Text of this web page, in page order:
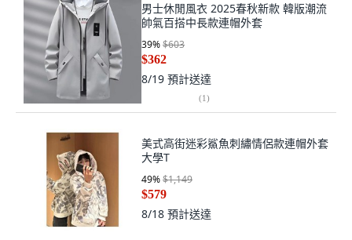
男士休閒風衣 2025春秋新款 韓版潮流
帥氣百搭中長款連帽外套
39%$603
$362
8/19 預計送達
(1)
美式高街迷彩鯊魚刺繡情侶款連帽外套
大學T
49%$1,149
$579
8/18 預計送達